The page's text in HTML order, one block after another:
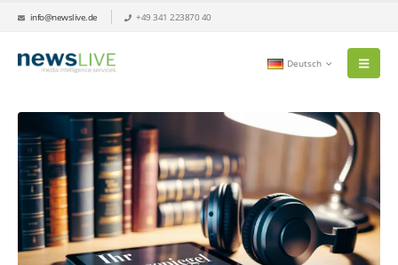
info@newslive.de +49 341 223870 40
Deutsch